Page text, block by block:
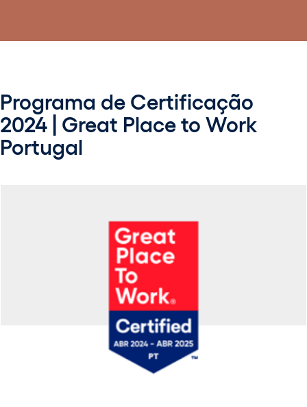
Programa de Certificação
2024 | Great Place to Work
Portugal